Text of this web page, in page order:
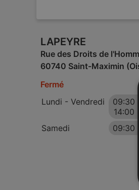
LAPEYRE
Rue des Droits de
60740 Saint-Maximin
Fermé
Lundi - Vendredi
09:30
14:00
Samedi
09:30